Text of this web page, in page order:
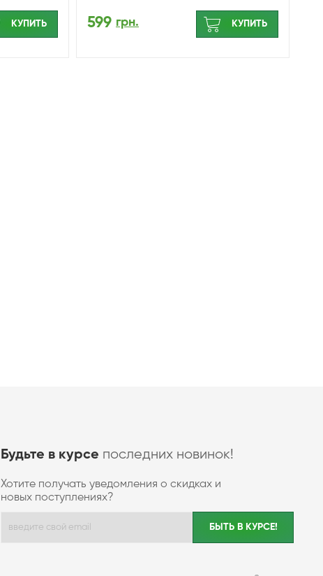
КУПИТЬ 599 грн. КУПИТЬ
Будьте в курсе последних новинок!
Хотите получать уведомления о скидках и
новых поступлениях?